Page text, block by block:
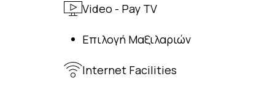
Video - Pay TV
Επιλογή Μαξιλαριών
Internet Facilities